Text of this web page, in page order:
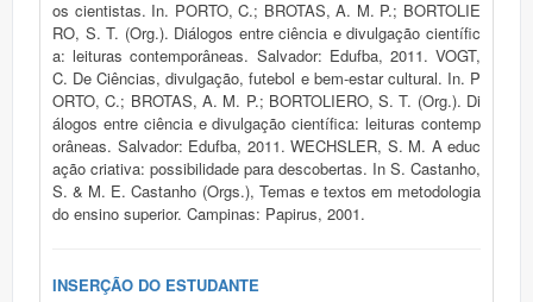
os cientistas. In. PORTO, C.; BROTAS, A. M. P.; BORTOLIE
RO, S. T. (Org.). Diálogos entre ciência e divulgação científic
a: leituras contemporâneas. Salvador: Edufba, 2011. VOGT,
C. De Ciências, divulgação, futebol e bem-estar cultural. In. P
ORTO, C.; BROTAS, A. M. P.; BORTOLIERO, S. T. (Org.). Di
álogos entre ciência e divulgação científica: leituras contemp
orâneas. Salvador: Edufba, 2011. WECHSLER, S. M. A educ
ação criativa: possibilidade para descobertas. In S. Castanho,
S. & M. E. Castanho (Orgs.), Temas e textos em metodologia
do ensino superior. Campinas: Papirus, 2001.
INSERÇÃO DO ESTUDANTE